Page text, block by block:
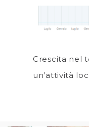
Crescita nel
un’attività